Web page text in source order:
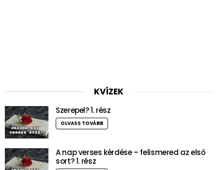
KVÍZEK
Szerepel? 1. rész
OLVASS TOVÁBB
A nap verses kérdése – felismered az első
sort? 1. rész